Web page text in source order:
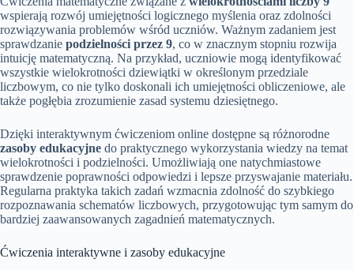
wspierają rozwój umiejętności logicznego myślenia oraz zdolności
rozwiązywania problemów wśród uczniów. Ważnym zadaniem jest
sprawdzanie podzielności przez 9, co w znacznym stopniu rozwija
intuicję matematyczną. Na przykład, uczniowie mogą identyfikować
wszystkie wielokrotności dziewiątki w określonym przedziale
liczbowym, co nie tylko doskonali ich umiejętności obliczeniowe, ale
także pogłębia zrozumienie zasad systemu dziesiętnego.
Dzięki interaktywnym ćwiczeniom online dostępne są różnorodne
zasoby edukacyjne do praktycznego wykorzystania wiedzy na temat
wielokrotności i podzielności. Umożliwiają one natychmiastowe
sprawdzenie poprawności odpowiedzi i lepsze przyswajanie materiału.
Regularna praktyka takich zadań wzmacnia zdolność do szybkiego
rozpoznawania schematów liczbowych, przygotowując tym samym do
bardziej zaawansowanych zagadnień matematycznych.
Ćwiczenia interaktywne i zasoby edukacyjne